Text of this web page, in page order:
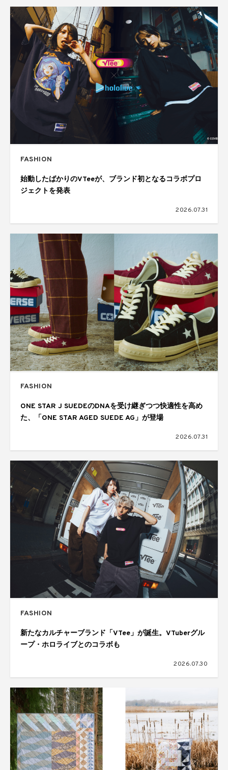
FASHION
始動したばかりのVTeeが、ブランド初となるコラボプロ
ジェクトを発表
2026.07.31
FASHION
ONE STAR J SUEDEのDNAを受け継ぎつつ快適性を高め
た、「ONE STAR AGED SUEDE AG」が登場
2026.07.31
FASHION
新たなカルチャーブランド「VTee」が誕生。VTuberグル
ープ・ホロライブとのコラボも
2026.07.30